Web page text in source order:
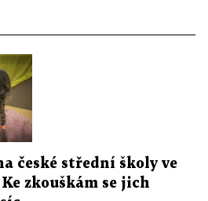
české střední školy ve
zkouškám se jich